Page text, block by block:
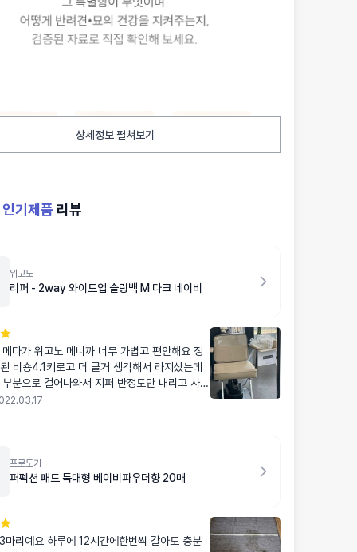
상세정보 펼쳐보기
인기제품 리뷰
위고노
리퍼 - 2way 와이드업 슬링백 M 다크 네이비
다가 위고노 메니까 너무 가볍고 편안해요 정
비숑4.1키로고 더 클거 생각해서 라지샀는데
분으로 걸어나와서 지퍼 반정도만 내리고 사용
프로도기
퍼펙션 패드 특대형 베이비파우더향 20매
마리예요 하루에 12시간에한번씩 갈아도 충분